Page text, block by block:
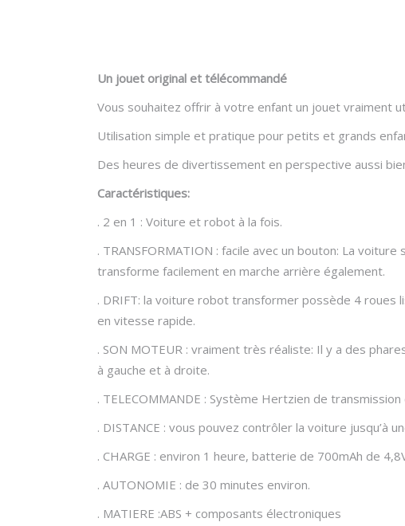
Un jouet original et télécommandé
Vous souhaitez offrir à votre enfant un jouet vraiment
Utilisation simple et pratique pour petits et grands
Des heures de divertissement en perspective aussi
Caractéristiques:
. 2 en 1 : Voiture et robot à la fois.
. TRANSFORMATION : facile avec un bouton: La
transforme facilement en marche arrière également.
. DRIFT: la voiture robot transformer possède 4
en vitesse rapide.
. SON MOTEUR : vraiment très réaliste: Il y a des
à gauche et à droite.
. TELECOMMANDE : Système Hertzien de
. DISTANCE : vous pouvez contrôler la voiture jusqu’à
. CHARGE : environ 1 heure, batterie de 700mAh de
. AUTONOMIE : de 30 minutes environ.
. MATIERE :ABS + composants électroniques